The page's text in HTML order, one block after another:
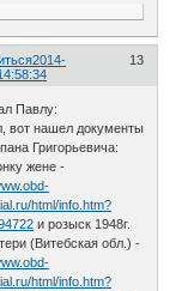
13
2014-
Павлу:
вот нашел документы
Григорьевича:
жене -
html/info.htm?
и розыск 1948г.
(Витебская обл.) -
html/info.htm?